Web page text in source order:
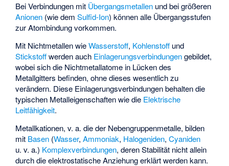
Bei Verbindungen mit Übergangsmetallen und bei größeren
Anionen (wie demSulfid-Ion) können alle Übergangsstufen
zur Atombindung vorkommen.
Mit Nichtmetallen wieWasserstoff, Kohlenstoff und
Stickstoffwerden auch Einlagerungsverbindungengebildet,
wobei sich die Nichtmetallatome in Lücken des
Metallgitters befinden, ohne dieses wesentlich zu
verändern. Diese Einlagerungsverbindungen behalten die
typischen Metalleigenschaften wie die Elektrische
Leitfähigkeit.
Metallkationen, v. a. die der Nebengruppenmetalle, bilden
mit Basen (Wasser,Ammoniak, Halogeniden,Cyaniden
u. v. a.) Komplexverbindungen, deren Stabilität nicht allein
durch die elektrostatische Anziehung erklärt werden kann.